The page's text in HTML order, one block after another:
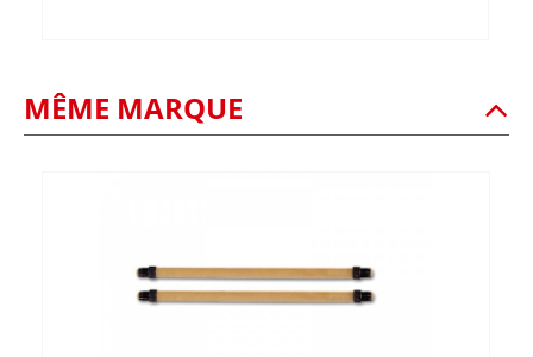
MÊME MARQUE